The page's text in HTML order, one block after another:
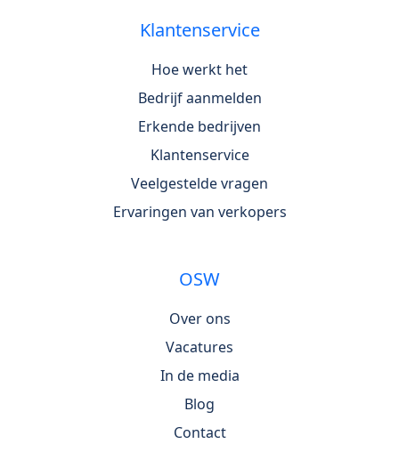
Klantenservice
Hoe werkt het
Bedrijf aanmelden
Erkende bedrijven
Klantenservice
Veelgestelde vragen
Ervaringen van verkopers
OSW
Over ons
Vacatures
In de media
Blog
Contact